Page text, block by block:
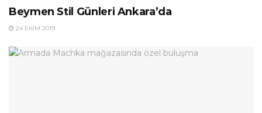
Beymen Stil Günleri Ankara’da
24 EKIM 2019